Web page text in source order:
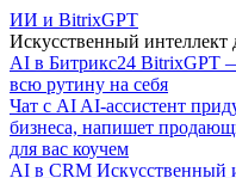
ИИ и BitrixGPT
Искусственный интеллект
AI в Битрикс24 BitrixGPT
всю рутину на себя
Чат с AI AI-ассистент
бизнеса, напишет
для вас коучем
AI в CRM Искусственный